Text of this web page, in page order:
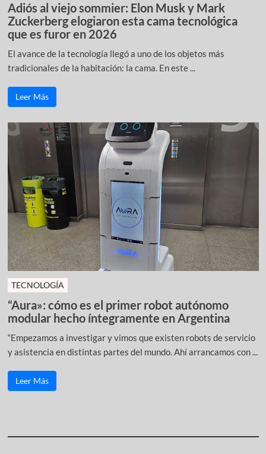
Adiós al viejo sommier: Elon Musk y Mark
Zuckerberg elogiaron esta cama tecnológica
que es furor en 2026
El avance de la tecnología llegó a uno de los objetos más
tradicionales de la habitación: la cama. En este ...
Leer Más
TECNOLOGÍA
“Aura»: cómo es el primer robot autónomo
modular hecho íntegramente en Argentina
“Empezamos a investigar y vimos que existen robots de servicio
y asistencia en distintas partes del mundo. Ahí arrancamos con ...
Leer Más